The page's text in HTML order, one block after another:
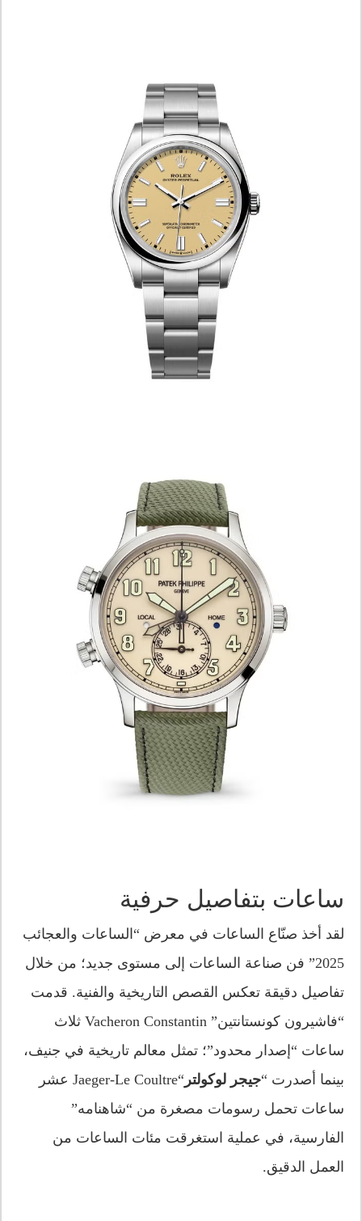
ساعات بتفاصيل حرفية
لقد أخذ صنّاع الساعات في معرض “الساعات والعجائب
2025” فن صناعة الساعات إلى مستوى جديد؛ من خلال
تفاصيل دقيقة تعكس القصص التاريخية والفنية. قدمت
“فاشيرون كونستانتين” Vacheron Constantin ثلاث
ساعات “إصدار محدود”؛ تمثل معالم تاريخية في جنيف،
بينما أصدرت “جيجر لوكولتر
“Jaeger-Le Coultre عشر
ساعات تحمل رسومات مصغرة من “شاهنامه”
الفارسية، في عملية استغرقت مئات الساعات من
العمل الدقيق.